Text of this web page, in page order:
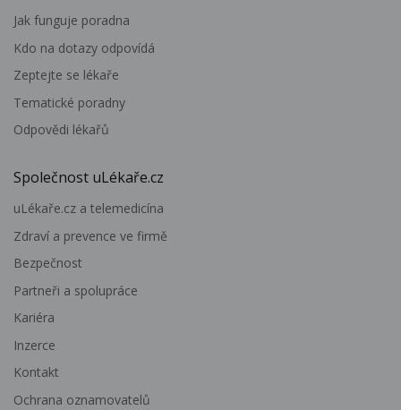
Jak funguje poradna
Kdo na dotazy odpovídá
Zeptejte se lékaře
Tematické poradny
Odpovědi lékařů
Společnost uLékaře.cz
uLékaře.cz a telemedicína
Zdraví a prevence ve firmě
Bezpečnost
Partneři a spolupráce
Kariéra
Inzerce
Kontakt
Ochrana oznamovatelů